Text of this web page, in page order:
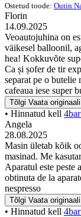
Ostetud toode: Outin
Florin
14.09.2025
Veoautojuhina on
väikesel balloonil,
hea! Kokkuvõte
Ca și șofer de tir
separat pe o butelie
cafeaua iese super
Tõlgi Vaata originaali
• Hinnatud kell
Angela
28.08.2025
Masin ületab kõik
masinad. Me
Aparatul este peste
obtinuta de la
nespresso
Tõlgi Vaata originaali
• Hinnatud kell